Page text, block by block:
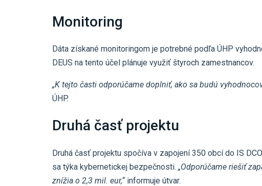
Monitoring
Dáta získané monitoringom je potrebné podľa ÚHP
DEUS na tento účel plánuje využiť štyroch zamestnancov.
„K tejto časti odporúčame doplniť, ako sa budú
ÚHP.
Druhá časť projektu
Druhá časť projektu spočíva v zapojení 350 obcí do IS
sa týka kybernetickej bezpečnosti. „Odporúčame riešiť
znížia o 2,3 mil. eur,“informuje útvar.